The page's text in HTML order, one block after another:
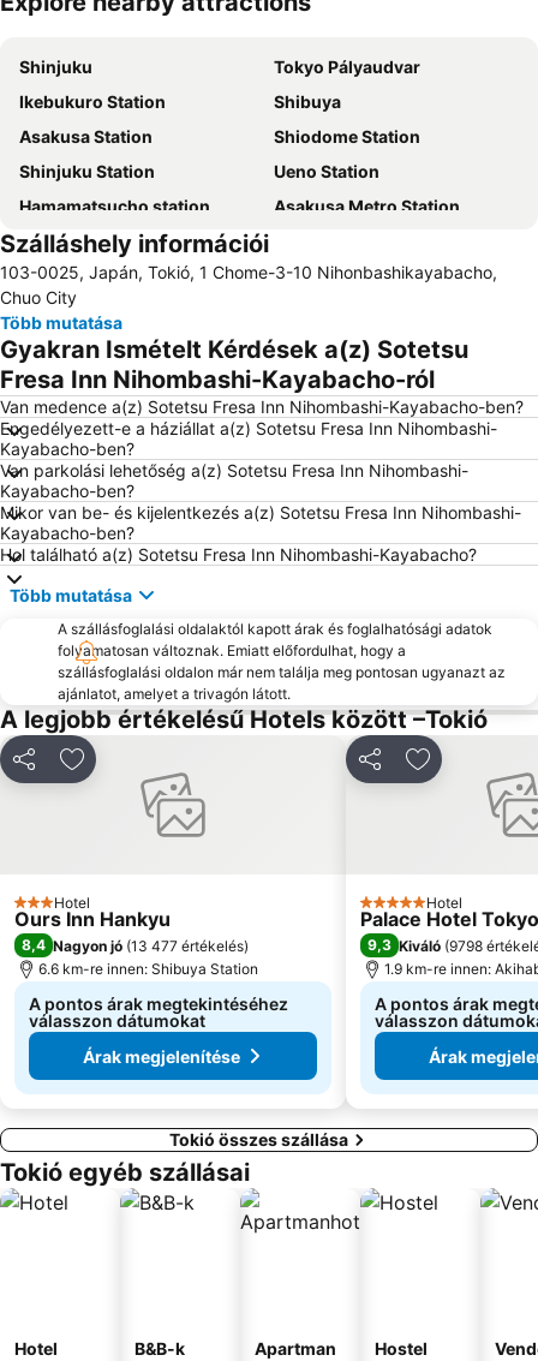
Nagy méretű térkép
Shinjuku
Tokyo Pályaudvar
Ikebukuro Station
Shibuya
Asakusa Station
Shiodome Station
Shinjuku Station
Ueno Station
Hamamatsucho station
Asakusa Metro Station
Toshima
Ginza Station
Kichijoji Station
Ginza Metro Station
Tokyo Nemzetközi Repülőtér
Minato
Akasaka Station-Tokyo
Shinagawa Station
Kabukicho
Gotanda Station
Kamata Station
Kanagawa-ku
Tokyo Metro Station
Akihabara Station
Akihabara Metro Station
Hibiya Park
Shinbashi Station
Akasaka Mitsuke Station
Nakano Sakaue Metro Station
Tokiói nemzetközi repülőtér
Kiyosumi-Shirakawa Metro Station
Monzen-nakacho Station
Shimbashi Metro Station
Okachimachi Station
Akasaka Metro Station
Tokyo Big Sight
Ebisu Station
Shibuya Metro Station
Shin-Kōenji Metro Station
Szálláshely információi
103-0025, Japán, Tokió, 1 Chome-3-10 Nihonbashikayabacho,
Chuo City
Több mutatása
Gyakran Ismételt Kérdések a(z) Sotetsu
Fresa Inn Nihombashi-Kayabacho-ról
Van medence a(z) Sotetsu Fresa Inn Nihombashi-Kayabacho-ben?
Engedélyezett-e a háziállat a(z) Sotetsu Fresa Inn Nihombashi-
Kayabacho-ben?
Van parkolási lehetőség a(z) Sotetsu Fresa Inn Nihombashi-
Kayabacho-ben?
Mikor van be- és kijelentkezés a(z) Sotetsu Fresa Inn Nihombashi-
Kayabacho-ben?
Hol található a(z) Sotetsu Fresa Inn Nihombashi-Kayabacho?
Több mutatása
A szállásfoglalási oldalaktól kapott árak és foglalhatósági adatok
folyamatosan változnak. Emiatt előfordulhat, hogy a
szállásfoglalási oldalon már nem találja meg pontosan ugyanazt az
ajánlatot, amelyet a trivagón látott.
A legjobb értékelésű Hotels között –Tokió
MegosztásHozzáadás a kedvencekhez
3 Kategória
Hotel
Ours Inn Hankyu
8,4 Nagyon jó (13 477 értékelés)
6.6 km-re innen: Shibuya Station
A pontos árak megtekintéséhez
válasszon dátumokat
Árak megjelenítése
MegosztásHozzáadás
5 Kategória
Hotel
Palace Hotel Tokyo
9,3 Kiváló (9798
1.9 km-re innen:
A pontos árak
válasszon
Árak
Tokió összes szállása
Tokió egyéb szállásai
Hotel B&B-k
Apartman
Hostel